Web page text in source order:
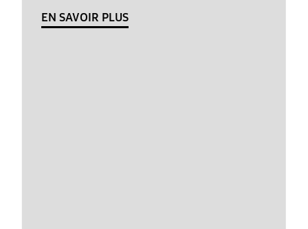
EN SAVOIR PLUS